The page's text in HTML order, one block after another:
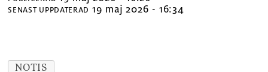
SENAST UPPDATERAD 19 maj 2026 - 16:34
NOTIS